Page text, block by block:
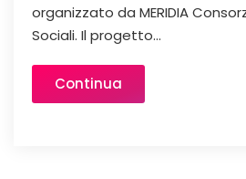
organizzato da MERIDIA
Sociali. Il progetto...
Continua